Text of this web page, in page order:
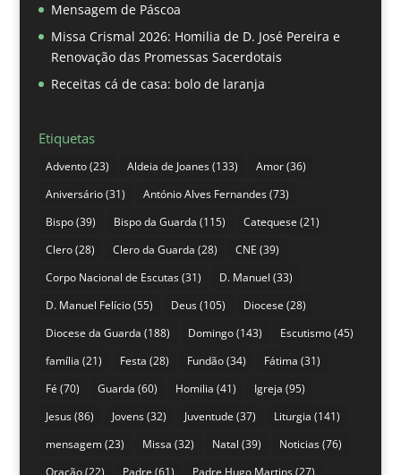
Mensagem de Páscoa
Missa Crismal 2026: Homilia de D. José Pereira e
Renovação das Promessas Sacerdotais
Receitas cá de casa: bolo de laranja
Etiquetas
Advento(23) Aldeia de Joanes(133) Amor(36)
Aniversário(31) António Alves Fernandes(73)
Bispo(39) Bispo da Guarda (115) Catequese (21)
Clero(28) Clero da Guarda (28) CNE (39)
Corpo Nacional de Escutas(31) D. Manuel (33)
D. Manuel Felício(55) Deus(105) Diocese (28)
Diocese da Guarda (188) Domingo(143) Escutismo(45)
família (21) Festa (28) Fundão(34) Fátima (31)
Fé (70) Guarda (60) Homilia (41) Igreja (95)
Jesus(86) Jovens(32) Juventude (37) Liturgia (141)
mensagem(23) Missa (32) Natal (39) Noticias(76)
Oração(22) Padre (61) Padre Hugo Martins(27)